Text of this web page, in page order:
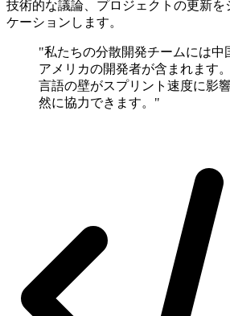
技術的な議論、プロジェクトの更新を
ケーションします。
"私たちの分散開発チームには中
アメリカの開発者が含まれます。
言語の壁がスプリント速度に影
然に協力できます。"